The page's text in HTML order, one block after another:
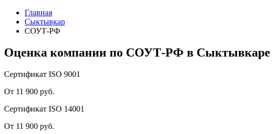
Главная
Сыктывкар
СОУТ-РФ
Оценка компании по СОУТ-РФ в Сыктывкаре
Сертификат ISO 9001
От 11 900 руб.
Сертификат ISO 14001
От 11 900 руб.